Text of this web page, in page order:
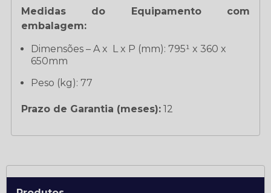
Medidas do Equipamento com
embalagem:
Dimensões – A x L x P (mm): 795¹ x 360 x
650mm
Peso (kg): 77
Prazo de Garantia (meses): 12